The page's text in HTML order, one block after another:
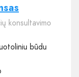
konsultavimo
būdu